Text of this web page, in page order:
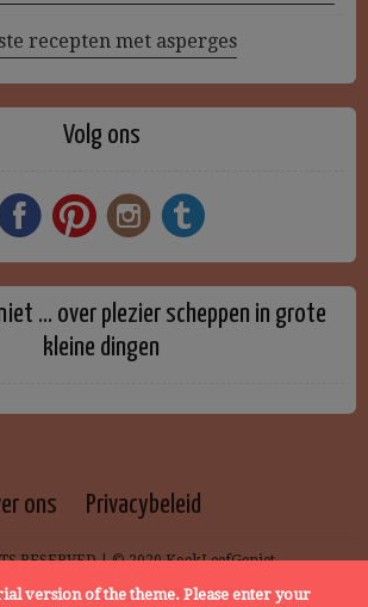
recepten met asperges
Volg ons
… over plezier scheppen in grote
kleine dingen
ons Privacybeleid
RESERVED | © 2020 KookLeefGeniet
version of the theme. Please enter your